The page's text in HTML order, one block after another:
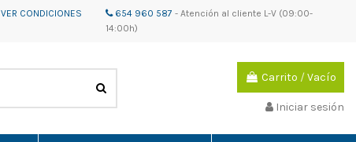
VER CONDICIONES 654 960 587 - Atención al cliente L-V (09:00-
14:00h)
Carrito /Vacío
Iniciar sesión